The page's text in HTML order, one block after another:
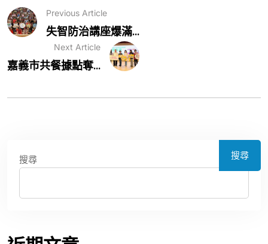
Previous Article
失智防治講座爆滿...
Next Article
嘉義市共餐據點奪...
搜尋 搜尋